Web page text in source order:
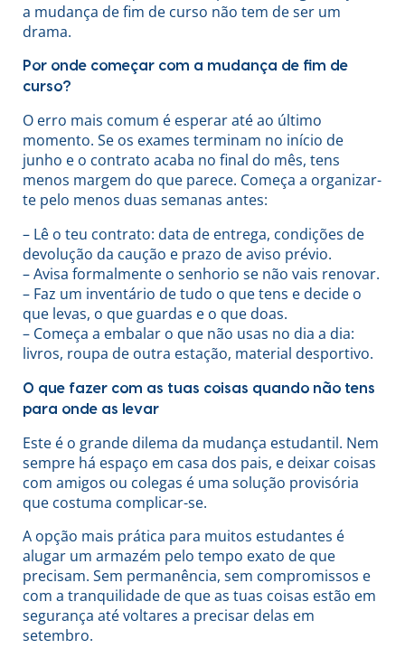
a mudança de fim de curso não tem de ser um
drama.
Por onde começar com a mudança de fim de
curso?
O erro mais comum é esperar até ao último
momento. Se os exames terminam no início de
junho e o contrato acaba no final do mês, tens
menos margem do que parece. Começa a organizar-
te pelo menos duas semanas antes:
– Lê o teu contrato: data de entrega, condições de
devolução da caução e prazo de aviso prévio.
– Avisa formalmente o senhorio se não vais renovar.
– Faz um inventário de tudo o que tens e decide o
que levas, o que guardas e o que doas.
– Começa a embalar o que não usas no dia a dia:
livros, roupa de outra estação, material desportivo.
O que fazer com as tuas coisas quando não tens
para onde as levar
Este é o grande dilema da mudança estudantil. Nem
sempre há espaço em casa dos pais, e deixar coisas
com amigos ou colegas é uma solução provisória
que costuma complicar-se.
A opção mais prática para muitos estudantes é
alugar um armazém pelo tempo exato de que
precisam. Sem permanência, sem compromissos e
com a tranquilidade de que as tuas coisas estão em
segurança até voltares a precisar delas em
setembro.